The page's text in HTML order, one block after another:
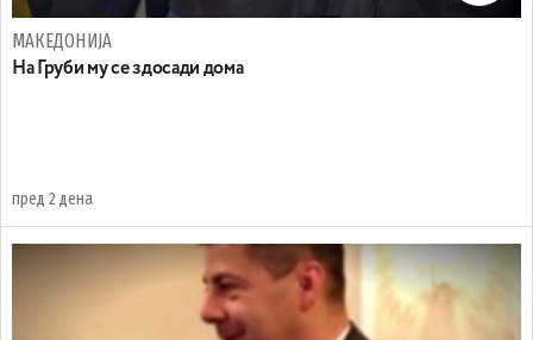
МАКЕДОНИЈА
На Груби му се здосади дома
пред 2 дена